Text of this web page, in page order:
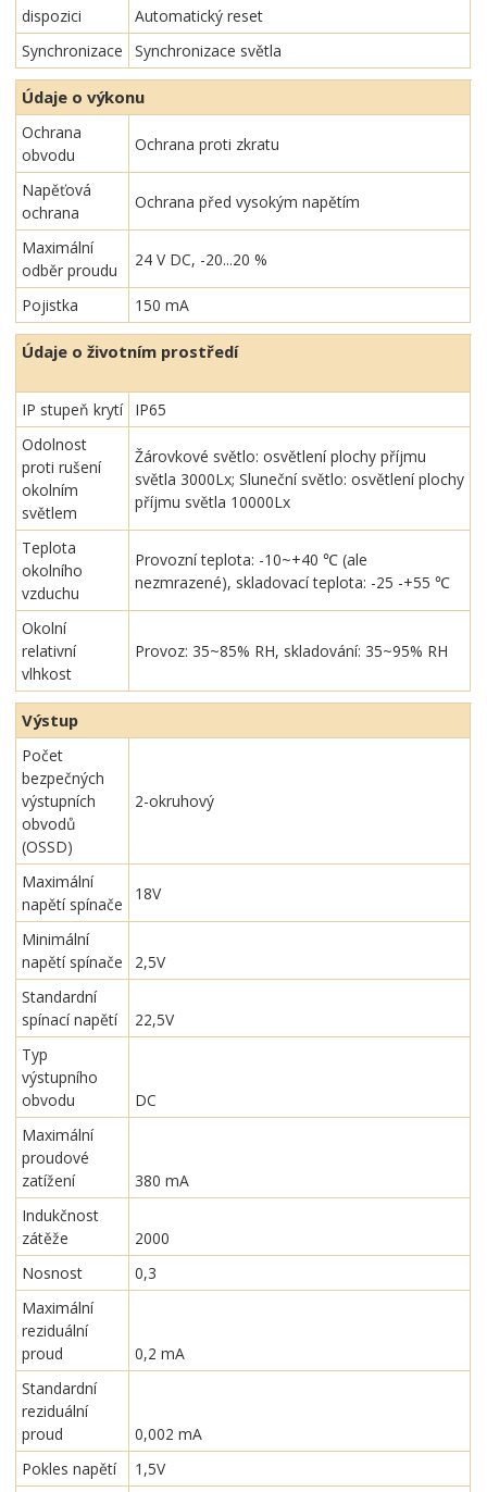
dispozici
Automatický reset
Synchronizace
Synchronizace světla
Údaje o výkonu
Ochrana
obvodu
Ochrana proti zkratu
Napěťová
ochrana
Ochrana před vysokým napětím
Maximální
odběr proudu
24 V DC, -20...20 %
Pojistka 150 mA
Údaje o životním prostředí
IP stupeň krytí
IP65
Odolnost
proti rušení
okolním
světlem
Žárovkové světlo: osvětlení plochy příjmu
světla 3000Lx; Sluneční světlo: osvětlení plochy
příjmu světla 10000Lx
Teplota
okolního
vzduchu
Provozní teplota: -10~+40 ℃ (ale
nezmrazené), skladovací teplota: -25 -+55 ℃
Okolní
relativní
vlhkost
Provoz: 35~85% RH, skladování: 35~95% RH
Výstup
Počet
bezpečných
výstupních
obvodů
(OSSD)
2-okruhový
Maximální
napětí spínače
18V
Minimální
napětí spínače
2,5V
Standardní
spínací napětí
22,5V
Typ
výstupního
obvodu
DC
Maximální
proudové
zatížení
380 mA
Indukčnost
zátěže
2000
Nosnost
0,3
Maximální
reziduální
proud
0,2 mA
Standardní
reziduální
proud
0,002 mA
Pokles napětí
1,5V